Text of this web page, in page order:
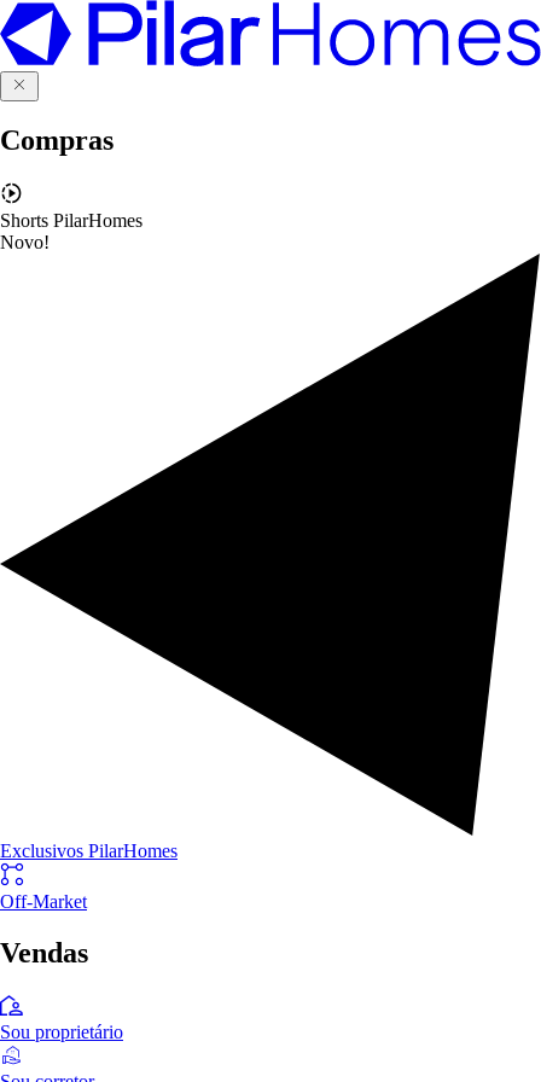
Compras
Shorts PilarHomes
Novo!
Exclusivos PilarHomes
Off-Market
Vendas
Sou proprietário